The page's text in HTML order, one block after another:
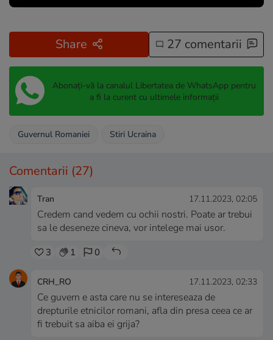
Share 27 comentarii
Abonați-vă la canalul Libertatea de WhatsApp pentru
a fi la curent cu ultimele informații
Guvernul Romaniei Stiri Ucraina
Comentarii (27)
Tran 17.11.2023, 02:05
Credem cand vedem cu ochii nostri. Poate ar trebui
sa le deseneze cineva, vor intelege mai usor.
3 1 0
CRH_RO 17.11.2023, 02:33
Ce guvern e asta care nu se intereseaza de
drepturile etnicilor romani, afla din presa ceea ce ar
fi trebuit sa aiba ei grija?